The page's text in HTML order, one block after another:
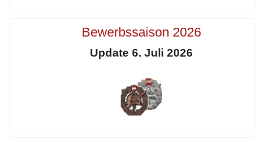
Bewerbssaison 2026
Update 6. Juli 2026